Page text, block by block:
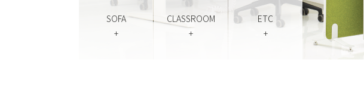
SOFA
+
CLASSROOM
+
ETC
+